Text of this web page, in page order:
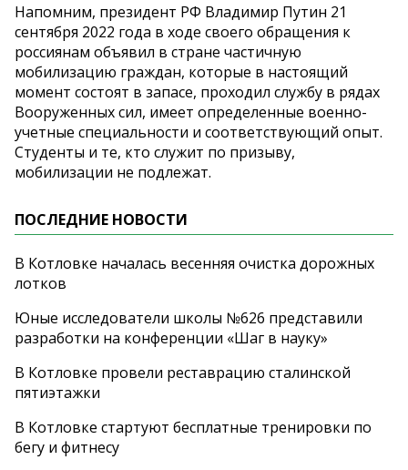
Напомним, президент РФ Владимир Путин 21
сентября 2022 года в ходе своего обращения к
россиянам объявил в стране частичную
мобилизацию граждан, которые в настоящий
момент состоят в запасе, проходил службу в рядах
Вооруженных сил, имеет определенные военно-
учетные специальности и соответствующий опыт.
Студенты и те, кто служит по призыву,
мобилизации не подлежат.
ПОСЛЕДНИЕ НОВОСТИ
В Котловке началась весенняя очистка дорожных
лотков
Юные исследователи школы №626 представили
разработки на конференции «Шаг в науку»
В Котловке провели реставрацию сталинской
пятиэтажки
В Котловке стартуют бесплатные тренировки по
бегу и фитнесу